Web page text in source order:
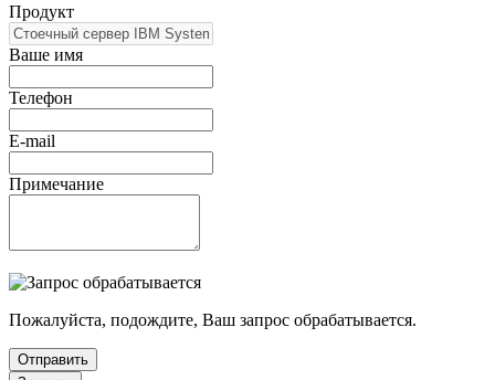
Продукт
Ваше имя
Телефон
E-mail
Примечание
Пожалуйста, подождите, Ваш запрос обрабатывается.
Отправить